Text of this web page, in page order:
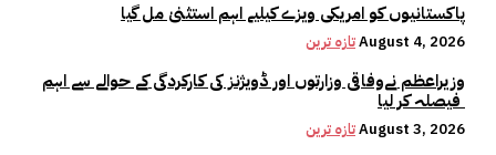
پاکستانیوں کو امریکی ویزے کیلیے اہم استثنیٰ مل گیا
تازہ ترینAugust 4, 2026
وزیراعظم نےوفاقی وزارتوں اور ڈویژنز کی کارکردگی کے حوالے سے اہم
تازہ ترینAugust 3, 2026